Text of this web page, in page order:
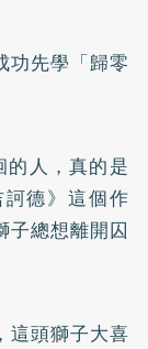
功先學「歸零
的人，真的是
德》這個作
子總想離開囚
這頭獅子大喜